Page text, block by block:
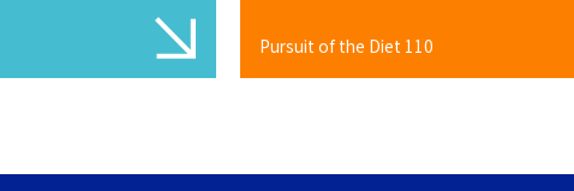
Pursuit of the Diet 110